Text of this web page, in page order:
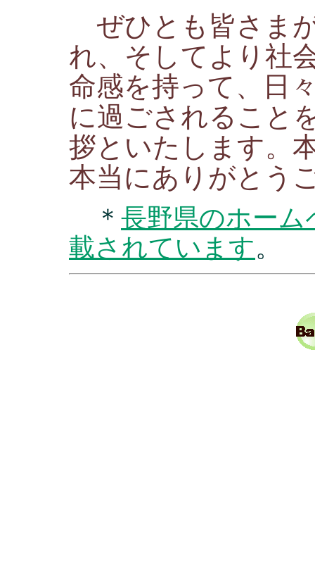
ぜひとも皆さま
れ、そしてより社
命感を持って、日
に過ごされること
拶といたします。
本当にありがとう
＊ 長野県のホーム
載されています。